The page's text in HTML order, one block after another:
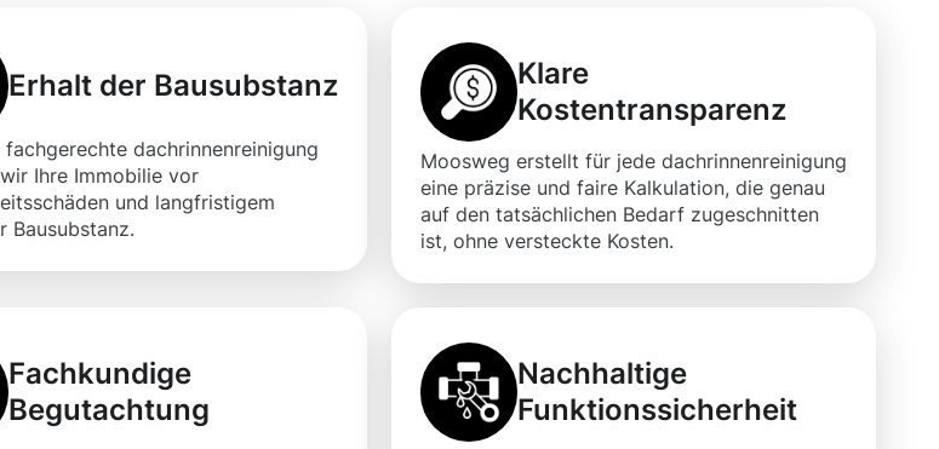
Erhalt der Bausubstanz
fachgerechte dachrinnenreinigung
Ihre Immobilie vor
und langfristigem
Bausubstanz.
Klare
Kostentransparenz
Moosweg erstellt für jede dachrinnenreinigung
eine präzise und faire Kalkulation, die genau
auf den tatsächlichen Bedarf zugeschnitten
ist, ohne versteckte Kosten.
Fachkundige
Begutachtung
Nachhaltige
Funktionssicherheit